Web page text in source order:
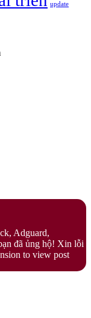
update
Adguard,
đã ủng hộ! Xin lỗi
to view post